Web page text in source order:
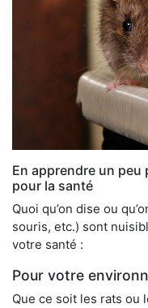
En apprendre un
pour la santé
Quoi qu’on dise ou
souris, etc.) sont
votre santé :
Pour votre
Que ce soit les rats ou